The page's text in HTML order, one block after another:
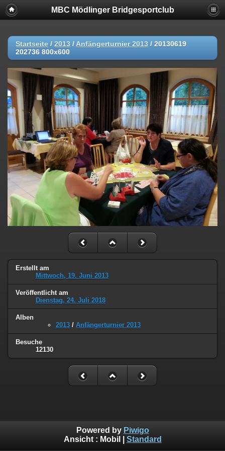
MBC Mödlinger Bridgesportclub
Startseite / 2013 / Anfängerturnier 2013 / 20130619
202736 800x600
Erstellt am
Mittwoch, 19. Juni 2013
Veröffentlicht am
Dienstag, 24. Juli 2018
Alben
2013 / Anfängerturnier 2013
Besuche
12130
Powered by Piwigo
Ansicht : Mobil Standard